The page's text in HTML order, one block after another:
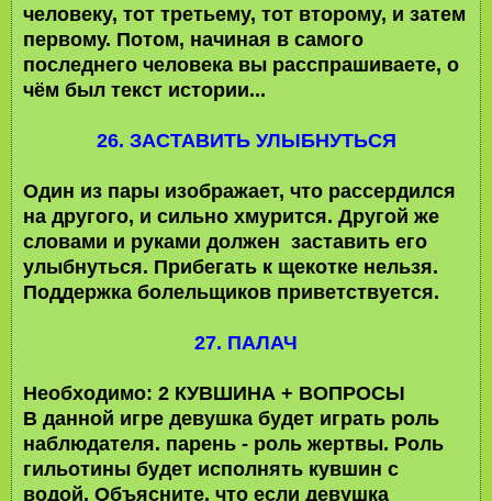
человеку, тот третьему, тот второму, и затем
первому. Потом, начиная в самого
последнего человека вы расспрашиваете, о
чём был текст истории...
26. ЗАСТАВИТЬ УЛЫБНУТЬСЯ
Один из пары изображает, что рассердился
на другого, и сильно хмурится. Другой же
словами и руками должен заставить его
улыбнуться. Прибегать к щекотке нельзя.
Поддержка болельщиков приветствуется.
27. ПАЛАЧ
Необходимо: 2 КУВШИНА + ВОПРОСЫ
В данной игре девушка будет играть роль
наблюдателя. парень - роль жертвы. Роль
гильотины будет исполнять кувшин с
водой. Объясните, что если девушка